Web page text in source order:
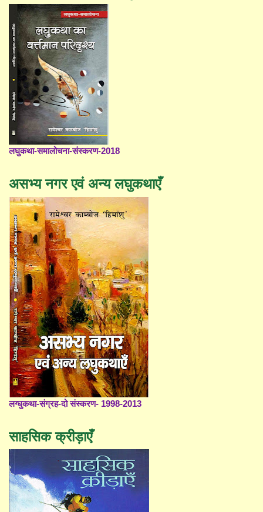
लघुकथा-समालोचना-संस्करण-2018
असभ्य नगर एवं अन्य लघुकथाएँ
लग्घुकथा-संग्रह-दो संस्करण- 1998-2013
साहसिक क्रीड़ाएँ